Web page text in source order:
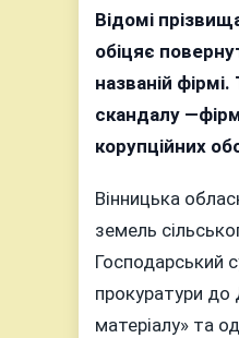
Відомі
обіцяє
названій
скандалу
корупційних
Вінницька
земель
Господарський
прокуратури до
матеріалу» та